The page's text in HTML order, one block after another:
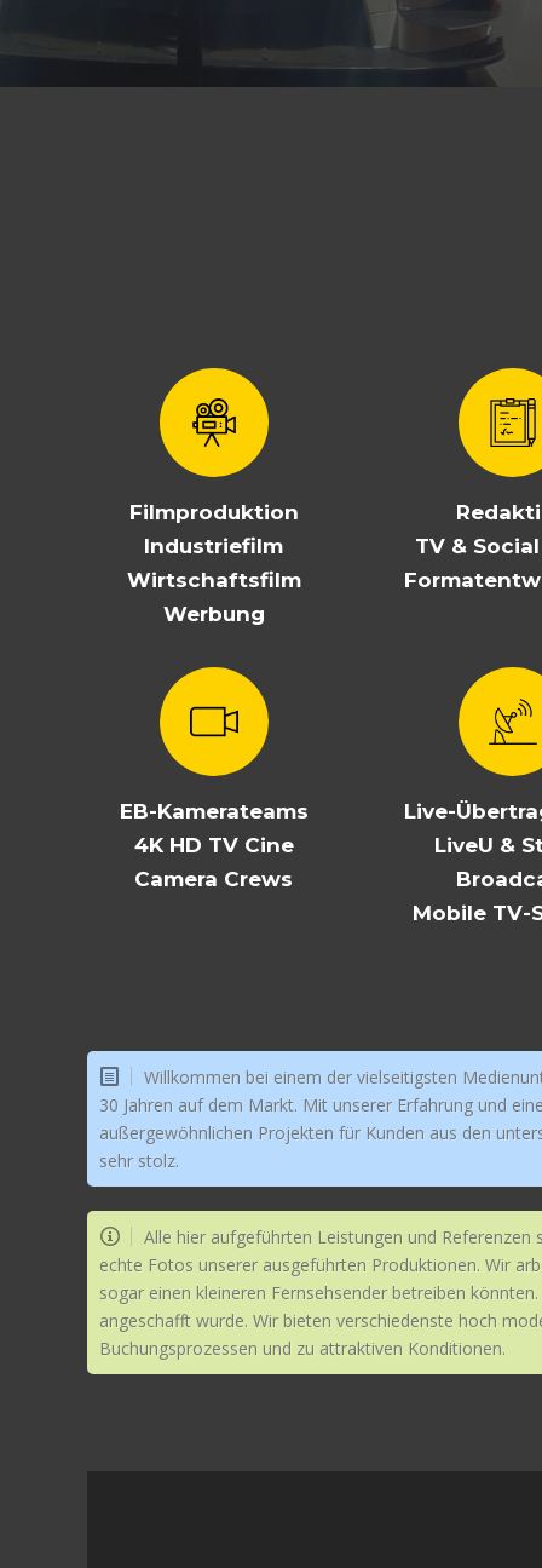
Filmproduktion
Industriefilm
Wirtschaftsfilm
Werbung
TV &
EB-Kamerateams
4K HD TV Cine
Camera Crews
Live-
LiveU &
Mobile TV-
Willkommen bei einem der vielseitigsten
30 Jahren auf dem Markt. Mit unserer Erfahrung und
außergewöhnlichen Projekten für Kunden aus den
sehr stolz.
Alle hier aufgeführten Leistungen und
echte Fotos unserer ausgeführten Produktionen. Wir
sogar einen kleineren Fernsehsender betreiben
angeschafft wurde. Wir bieten verschiedenste hoch
Buchungsprozessen und zu attraktiven Konditionen.